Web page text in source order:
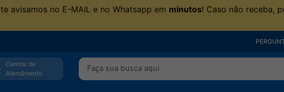
te avisamos no E-MAIL e no Whatsapp em minutos! Caso não receba,
Central de
Atendimento